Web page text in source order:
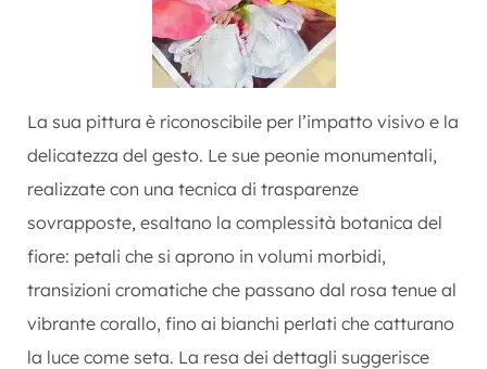
La sua pittura è riconoscibile per l’impatto visivo e la
delicatezza del gesto. Le sue peonie monumentali,
realizzate con una tecnica di trasparenze
sovrapposte, esaltano la complessità botanica del
fiore: petali che si aprono in volumi morbidi,
transizioni cromatiche che passano dal rosa tenue al
vibrante corallo, fino ai bianchi perlati che catturano
la luce come seta. La resa dei dettagli suggerisce